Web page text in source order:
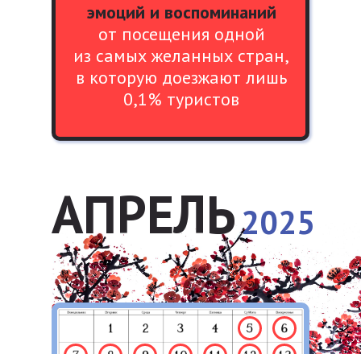
эмоций и воспоминаний
от посещения одной
из самых желанных стран,
в которую доезжают лишь
0,1% туристов
АПРЕЛЬ2025